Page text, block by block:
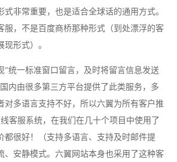
式非常重要，也是适合全球话的通用方式。
服，不是百度商桥那种形式（到处漂浮的客
形式）。
“统一标准窗口留言，及时将留言信息发送
内由很多第三方平台提供了此类服务，多
对多语言支持不好，所以六翼为所有客户推
客服系统，在我们在几十个项目中使用了
都很好！（支持多语言、支持及时邮件提
、安静模式。六翼网站本身也采用了这种客